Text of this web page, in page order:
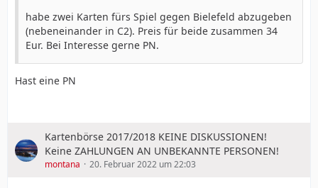
habe zwei Karten fürs Spiel gegen Bielefeld abzugeben
(nebeneinander in C2). Preis für beide zusammen 34
Eur. Bei Interesse gerne PN.
Hast eine PN
Kartenbörse 2017/2018 KEINE DISKUSSIONEN!
Keine ZAHLUNGEN AN UNBEKANNTE PERSONEN!
montana 20. Februar 2022 um 22:03